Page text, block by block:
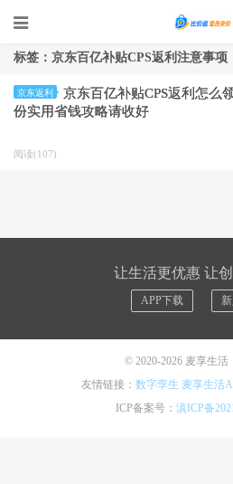
标签：京东百亿补贴CPS返利注意事项
京东返利
京东百亿补贴CPS返利怎么
份实用省钱攻略请收好
阅读(107)
让生活更优惠 让
APP下载
© 2020-2026 麦享生活
友情链接： 数字孪生 麦享生活
ICP备案号： 滇ICP备